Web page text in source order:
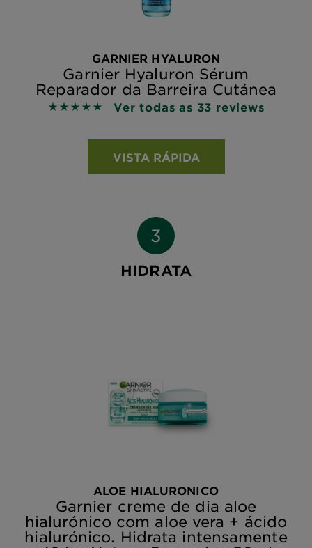
GARNIER HYALURON
Garnier Hyaluron Sérum
Reparador da Barreira Cutánea
4.9697 out of 5 stars based on reviews
Ver todas as 33 reviews
VISTA RÁPIDA
HIDRATA
ALOE HIALURONICO
Garnier creme de dia aloe
hialurónico com aloe vera + ácido
hialurónico. Hidrata intensamente